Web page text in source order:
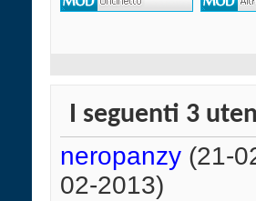
I seguenti 3
neropanzy (21-
02-2013)